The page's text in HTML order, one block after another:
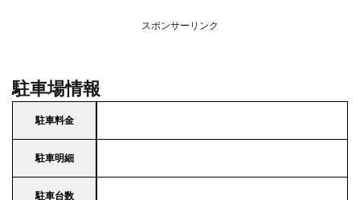
スポンサーリンク
駐車場情報
駐車料金
駐車明細
駐車台数